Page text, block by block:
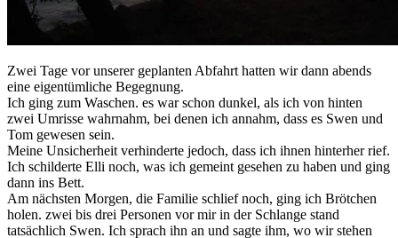
Zwei Tage vor unserer geplanten Abfahrt hatten wir dann abends
eine eigentümliche Begegnung.
Ich ging zum Waschen. es war schon dunkel, als ich von hinten
zwei Umrisse wahrnahm, bei denen ich annahm, dass es Swen und
Tom gewesen sein.
Meine Unsicherheit verhinderte jedoch, dass ich ihnen hinterher rief.
Ich schilderte Elli noch, was ich gemeint gesehen zu haben und ging
dann ins Bett.
Am nächsten Morgen, die Familie schlief noch, ging ich Brötchen
holen. zwei bis drei Personen vor mir in der Schlange stand
tatsächlich Swen. Ich sprach ihn an und sagte ihm, wo wir stehen